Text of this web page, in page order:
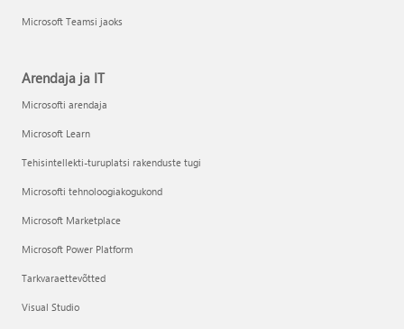
Microsoft Teamsi jaoks
Arendaja ja IT
Microsofti arendaja
Microsoft Learn
Tehisintellekti-turuplatsi rakenduste tugi
Microsofti tehnoloogiakogukond
Microsoft Marketplace
Microsoft Power Platform
Tarkvaraettevõtted
Visual Studio